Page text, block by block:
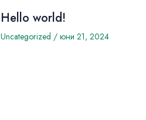
Hello world!
Uncategorized / юни 21, 2024